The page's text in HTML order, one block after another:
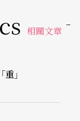
相關文章
」